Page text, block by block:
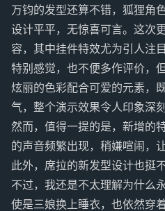
万钧的发型还算不错，狐狸角
设计平平，无惊喜可言。这次
容，其中挂件特效尤为引人注
特别感觉，也不便多作评价，
炫丽的色彩配合可爱的元素，
气，整个演示效果令人印象深刻
然而，值得一提的是，新增的
的声音频繁出现，稍嫌喧闹，
此外，席拉的新发型设计也挺
不过，我还是不太理解为什么
使是三娘换上睡衣，也依然穿